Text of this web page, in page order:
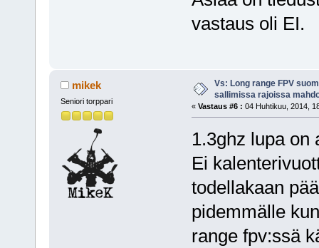
vastaus oli EI.
mikek
Seniori torppari
Vs: Long range FPV
sallimissa rajoissa
« Vastaus #6 : 04 Huhtikuu, 2014,
1.3ghz lupa on
Ei
todellakaan
pidemmälle
range fpv:ssä